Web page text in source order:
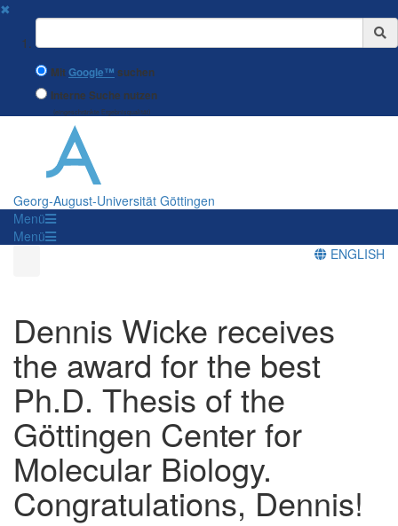
✖
Suchbegriff
MitGoogle™ suchen
Interne Suche nutzen
(eingeschränkte Ergebnisqualität)
Georg-August-Universität Göttingen
Menü
Menü
ENGLISH
Dennis Wicke receives
the award for the best
Ph.D. Thesis of the
Göttingen Center for
Molecular Biology.
Congratulations, Dennis!